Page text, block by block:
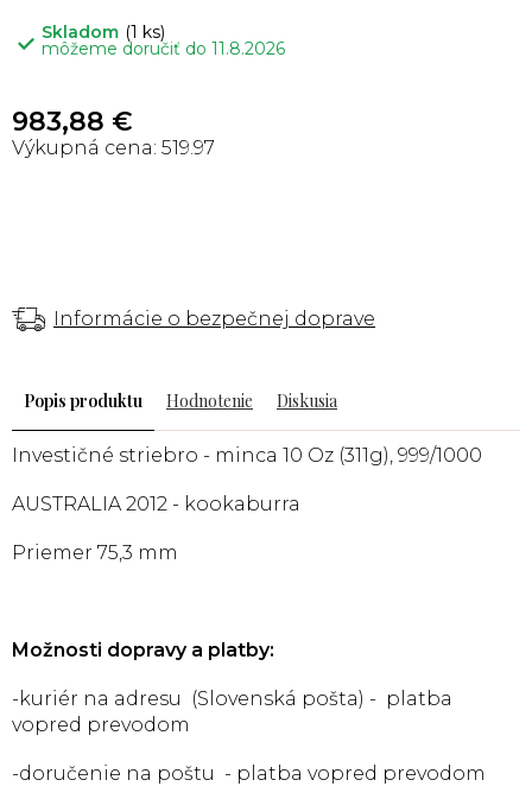
Skladom (1 ks)
môžeme doručiť do 11.8.2026
Informácie o bezpečnej doprave
983,88 €
519.97
Popis Hodnotenie Diskusia
Investičné striebro - minca 10 Oz (311g), 999/1000
AUSTRALIA 2012 - kookaburra
Priemer 75,3 mm
Možnosti dopravy a platby:
-kuriér na adresu (Slovenská pošta) - platba
vopred prevodom
-doručenie na poštu - platba vopred prevodom